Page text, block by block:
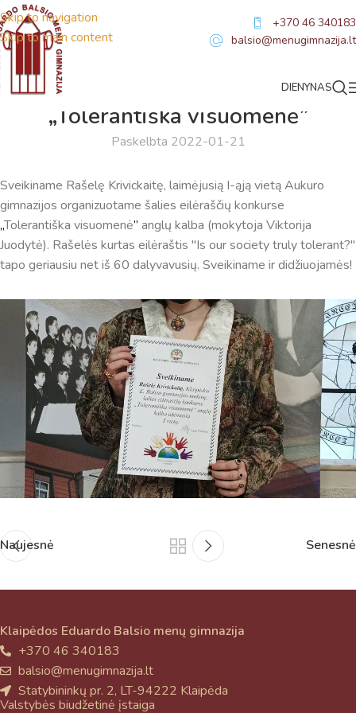
Skip to navigation
Skip to main content
+370 46 340183
balsio@menugimnazija.lt
DIENYNAS
„Tolerantiška visuomenė”
Paskelbta 2022-01-21
Sveikiname Rašelę Krivickaitę, laimėjusią I-ąją vietą Aukuro
gimnazijos organizuotame šalies eilėraščių konkurse
„Tolerantiška visuomenė” anglų kalba (mokytoja Viktorija
Juodytė). Rašelės kurtas eilėraštis "Is our society truly tolerant?"
tapo geriausiu net iš 60 dalyvavusių. Sveikiname ir didžiuojamės!
Naujesnė Senesnė
Klaipėdos Eduardo Balsio menų gimnazija
+370 46 340183
balsio@menugimnazija.lt
Statybininkų pr. 2, LT-94222 Klaipėda
Valstybės biudžetinė įstaiga
Virtualus asistentas E. Balsio gimnazijos DI
Sveiki! Taip, aš esu virtualus. Tačiau dirbtinis intelektas
dar tobulai atsimenu visą šioje svetainėje pateiktą
informaciją. Jei visgi man pritrūks išmanumo - pateiksiu
Jums reikiamus kontaktus, kur galėsite pasiklausti
atsakingo specialisto.
Taigi... kuo galėčiau Jums padėti?